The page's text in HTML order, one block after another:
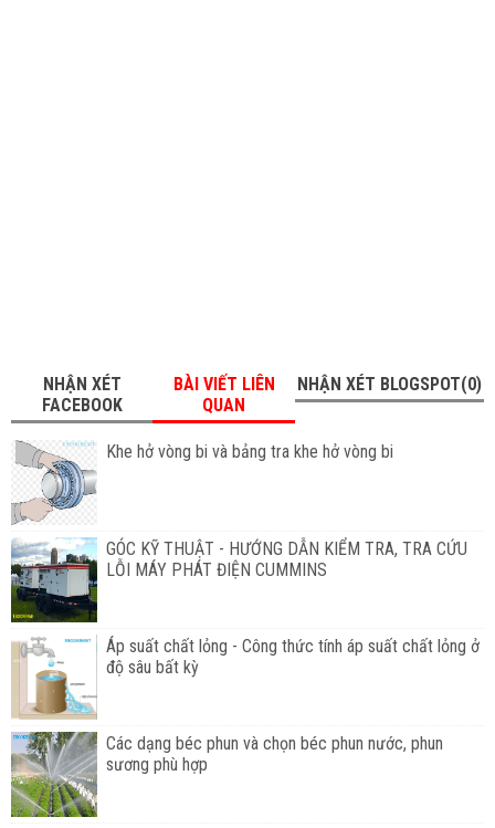
NHẬN XÉT
FACEBOOK
BÀI VIẾT LIÊN
QUAN
NHẬN XÉT BLOGSPOT(0)
Khe hở vòng bi và bảng tra khe hở vòng bi
GÓC KỸ THUẬT - HƯỚNG DẪN KIỂM TRA, TRA CỨU
LỖI MÁY PHÁT ĐIỆN CUMMINS
Áp suất chất lỏng - Công thức tính áp suất chất lỏng ở
độ sâu bất kỳ
Các dạng béc phun và chọn béc phun nước, phun
sương phù hợp